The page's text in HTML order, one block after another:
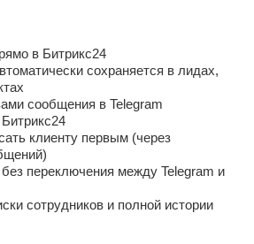
в Битрикс24
сохраняется в лидах,
сообщения в Telegram
клиенту первым (через
переключения между Telegram и
сотрудников и полной истории